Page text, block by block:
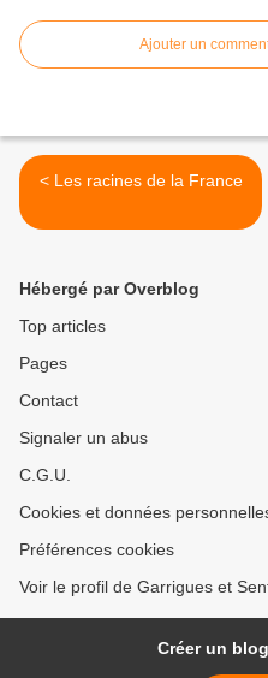
Ajouter un
< Les racines de la France
Hébergé par Overblog
Top articles
Pages
Contact
Signaler un abus
C.G.U.
Cookies et données
Préférences cookies
Voir le profil de Garrigues et
Créer un